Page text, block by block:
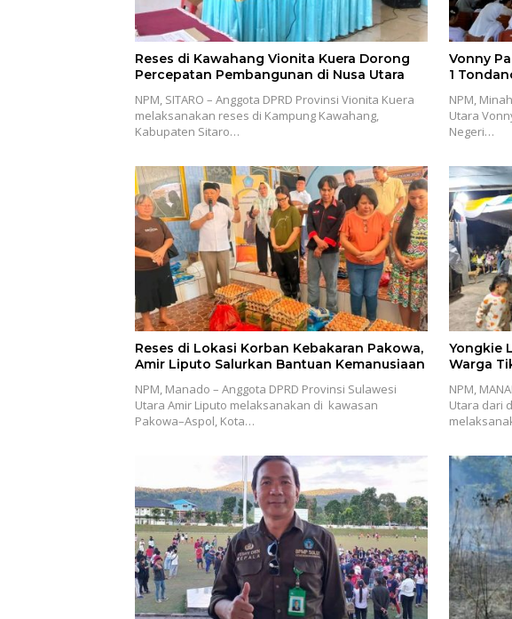
Reses di Kawahang Vionita Kuera Dorong
Percepatan Pembangunan di Nusa Utara
NPM, SITARO – Anggota DPRD Provinsi Vionita Kuera
melaksanakan reses di Kampung Kawahang,
Kabupaten Sitaro…
Vonny
1
NPM,
Utara
Negeri…
Reses di Lokasi Korban Kebakaran Pakowa,
Amir Liputo Salurkan Bantuan Kemanusiaan
NPM, Manado – Anggota DPRD Provinsi Sulawesi
Utara Amir Liputo melaksanakan di kawasan
Pakowa–Aspol, Kota…
Yongkie
Warga
NPM,
Utara dari